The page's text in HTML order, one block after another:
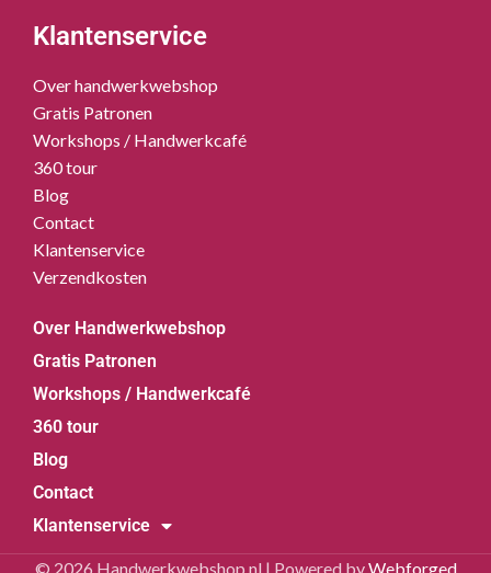
Klantenservice
Over handwerkwebshop
Gratis Patronen
Workshops / Handwerkcafé
360 tour
Blog
Contact
Klantenservice
Verzendkosten
Over Handwerkwebshop
Gratis Patronen
Workshops / Handwerkcafé
360 tour
Blog
Contact
Klantenservice
© 2026 Handwerkwebshop.nl | Powered byWebforged